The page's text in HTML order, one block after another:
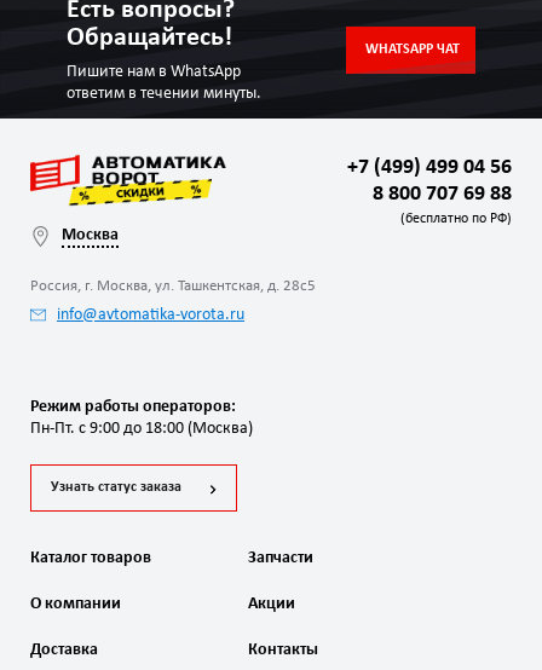
Есть вопросы?
Обращайтесь!
Пишите нам в WhatsApp
ответим в течении минуты.
WHATSAPP ЧАТ
Москва
Россия, г. Москва, ул. Ташкентская, д. 28с5
info@avtomatika-vorota.ru
+7 (499) 499 04 56
8 800 707 69 88
(бесплатно по РФ)
Режим работы операторов:
Пн-Пт. с 9:00 до 18:00 (Москва)
Узнать статус заказа
Каталог товаров Запчасти
О компании
Доставка
Акции
Контакты